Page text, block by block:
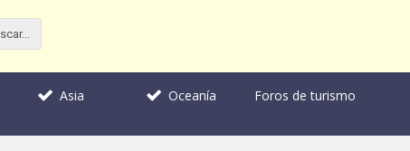
Asia Oceanía Foros de turismo